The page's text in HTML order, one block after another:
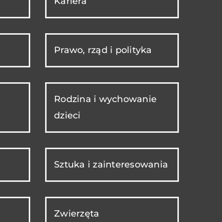
Prawo, rząd i polityka
Rodzina i wychowanie
dzieci
Sztuka i zainteresowania
Zwierzęta